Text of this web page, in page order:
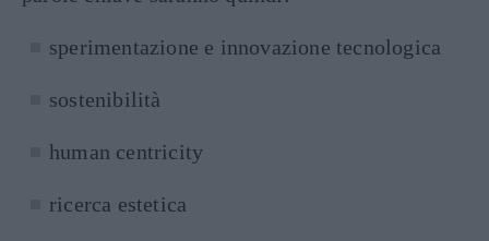
sperimentazione e innovazione tecnologica
sostenibilità
human centricity
ricerca estetica